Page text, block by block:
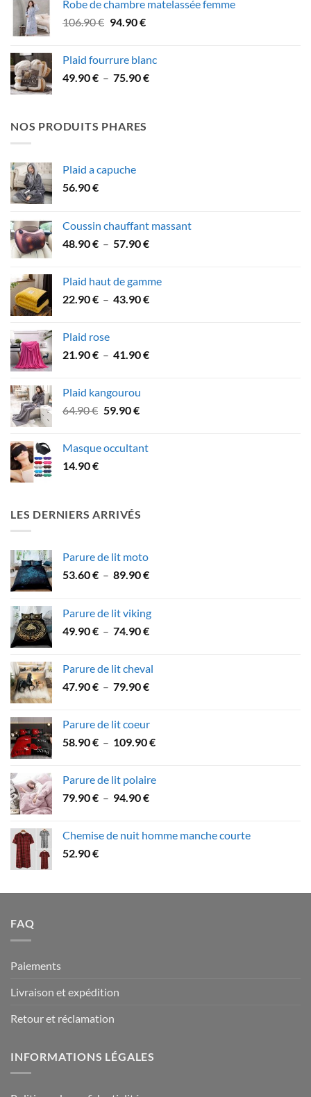
21.90 €
Robe de chambre matelassée femme
106.90€ Le
était :
106.90 €.
94.90€Le
est :
94.90 €.
Plaid fourrure blanc
49.90€ – 75.90€Plage
NOS PRODUITS PHARES
Plaid a capuche
56.90€
Coussin chauffant massant
48.90€ – 57.90€Plage
48.90 €
à
Plaid haut de gamme
22.90€ – 43.90€Plage
à
Plaid rose
21.90€ – 41.90€Plage
Plaid kangourou
64.90€ Le
était :
59.90€Le
est :
Masque occultant
14.90€
LES DERNIERS ARRIVÉS
Parure de lit moto
53.60€ – 89.90€Plage
53.60 €
à
Parure de lit viking
49.90€ – 74.90€Plage
49.90 €
à
Parure de lit cheval
47.90€ – 79.90€Plage
à
Parure de lit coeur
58.90€ – 109.90€Plage
58.90 €
Parure de lit polaire
79.90€ – 94.90€Plage
79.90 €
Chemise de nuit homme manche courte
52.90€
FAQ
Paiements
Livraison et expédition
Retour et réclamation
INFORMATIONS LÉGALES